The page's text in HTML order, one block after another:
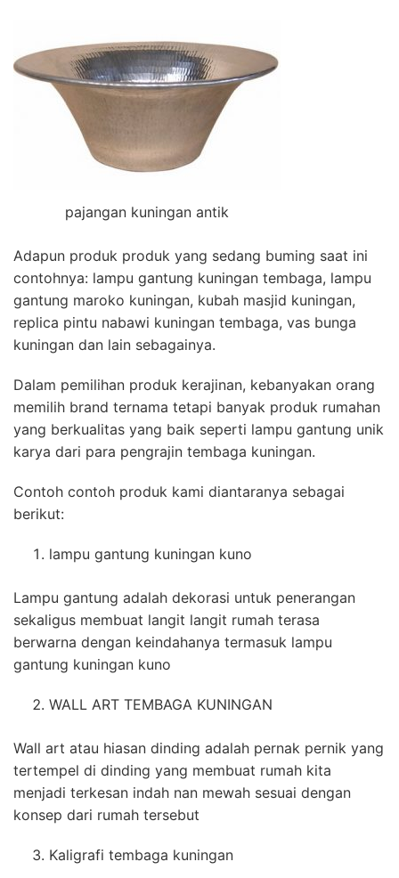
pajangan kuningan antik
Adapun produk produk yang sedang buming saat ini
contohnya: lampu gantung kuningan tembaga, lampu
gantung maroko kuningan, kubah masjid kuningan,
replica pintu nabawi kuningan tembaga, vas bunga
kuningan dan lain sebagainya.
Dalam pemilihan produk kerajinan, kebanyakan orang
memilih brand ternama tetapi banyak produk rumahan
yang berkualitas yang baik seperti lampu gantung unik
karya dari para pengrajin tembaga kuningan.
Contoh contoh produk kami diantaranya sebagai
berikut:
lampu gantung kuningan kuno
Lampu gantung adalah dekorasi untuk penerangan
sekaligus membuat langit langit rumah terasa
berwarna dengan keindahanya termasuk lampu
gantung kuningan kuno
WALL ART TEMBAGA KUNINGAN
Wall art atau hiasan dinding adalah pernak pernik yang
tertempel di dinding yang membuat rumah kita
menjadi terkesan indah nan mewah sesuai dengan
konsep dari rumah tersebut
Kaligrafi tembaga kuningan